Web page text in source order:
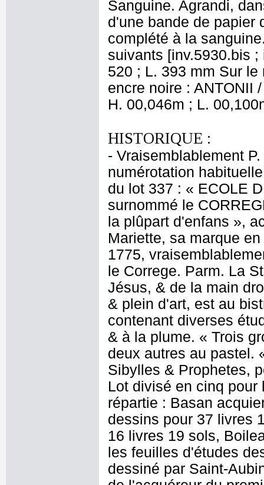
Sanguine. Agrandi,
d'une bande de papier
complété à la
suivants [inv.5930.bis
520 ; L. 393 mm Sur
encre noire : ANTONII
H. 00,046m ; L.
HISTORIQUE :
- Vraisemblablement
numérotation
du lot 337 : « ECOLE
surnommé le
la plûpart d'enfans »,
Mariette, sa marque
1775,
le Correge. Parm. La
Jésus, & de la main
& plein d'art, est au
contenant diverses
& à la plume. « Trois
deux autres au pastel.
Sibylles & Prophetes,
Lot divisé en cinq
répartie : Basan
dessins pour 37 livres
16 livres 19 sols,
les feuilles d'études
dessiné par Saint-